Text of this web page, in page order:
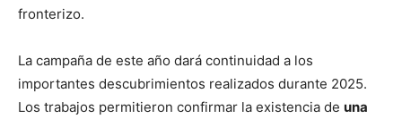
fronterizo.
La campaña de este año dará continuidad a los
importantes descubrimientos realizados durante 2025.
Los trabajos permitieron confirmar la existencia de una